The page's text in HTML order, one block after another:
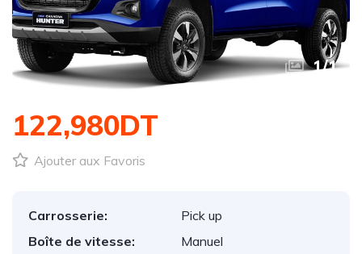
1/1
122,980DT
Ajouter aux Favoris
Carrosserie:
Pick up
Boîte de vitesse:
Manuel